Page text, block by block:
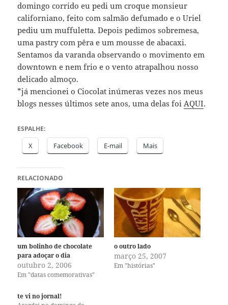
domingo corrido eu pedi um croque monsieur
californiano, feito com salmão defumado e o Uriel
pediu um muffuletta. Depois pedimos sobremesa,
uma pastry com pêra e um mousse de abacaxi.
Sentamos da varanda observando o movimento em
downtown e nem frio e o vento atrapalhou nosso
delicado almoço.
*já mencionei o Ciocolat inúmeras vezes nos meus
blogs nesses últimos sete anos, uma delas foiAQUI.
ESPALHE:
X Facebook E-mail Mais
RELACIONADO
um bolinho de chocolate
para adoçar o dia
outubro 2, 2006
Em "datas comemorativas"
o outro lado
março 25, 2007
Em "histórias"
te vi no jornal!